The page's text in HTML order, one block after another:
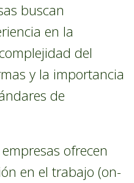
buscan
en la
del
y la importancia
de
ofrecen
en el trabajo (on-